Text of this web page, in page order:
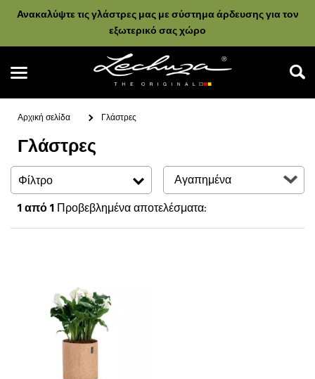
Ανακαλύψτε τις γλάστρες μας με σύστημα άρδευσης για τον
εξωτερικό σας χώρο
Αναζήτηση
Αρχική σελίδα Γλάστρες
Γλάστρες
Φίλτρο
1από 1Προβεβλημένα αποτελέσματα: